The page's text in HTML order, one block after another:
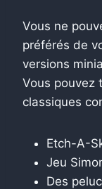
Vous ne
préférés de
versions
Vous pouvez
classiques
Etch-A-
Jeu
Des